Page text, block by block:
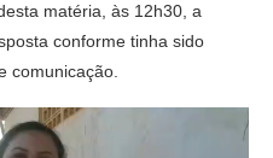
matéria, às 12h30, a
conforme tinha sido
comunicação.